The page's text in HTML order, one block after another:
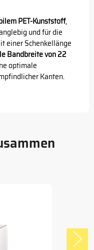
PET-Kunststoff,
und für die
einer Schenkellänge
Bandbreite von 22
optimale
Kanten.